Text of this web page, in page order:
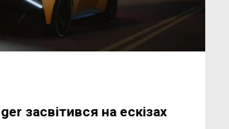
засвітився на ескізах